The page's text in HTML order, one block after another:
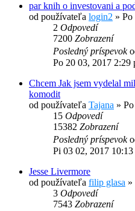
par knih o investovani a
od používateľa login2 » Po
2 Odpovedí
7200 Zobrazení
Posledný príspevok
Po 20 03, 2017 2:29
Chcem Jak jsem vydelal
komodit
od používateľa Tajana »
15 Odpovedí
15382 Zobrazení
Posledný príspevok
Pi 03 02, 2017 10:13
Jesse Livermore
od používateľa filip glasa »
3 Odpovedí
7543 Zobrazení